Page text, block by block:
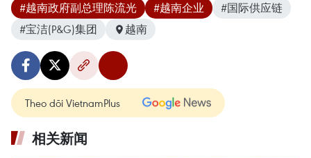
#越南政府副总理陈流光 #越南企业
#国际供应链
#宝洁(P&G)集团
越南
Theo dõi VietnamPlus
相关新闻